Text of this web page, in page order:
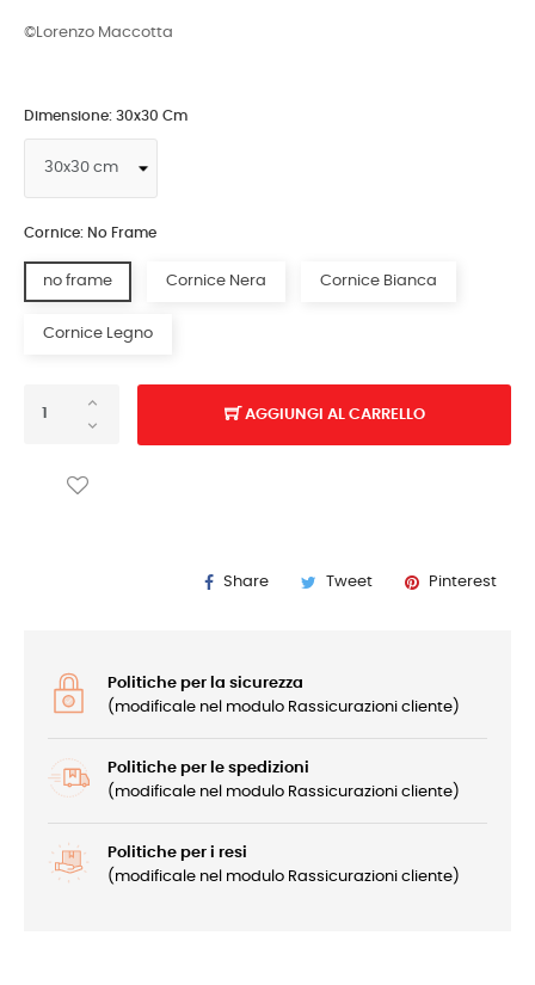
©Lorenzo Maccotta
Dimensione: 30x30 Cm
Cornice: No Frame
no frame Cornice Nera Cornice Bianca
Cornice Legno
AGGIUNGI AL CARRELLO
Share Tweet Pinterest
Politiche per la sicurezza
(modificale nel modulo Rassicurazioni cliente)
Politiche per le spedizioni
(modificale nel modulo Rassicurazioni cliente)
Politiche per i resi
(modificale nel modulo Rassicurazioni cliente)